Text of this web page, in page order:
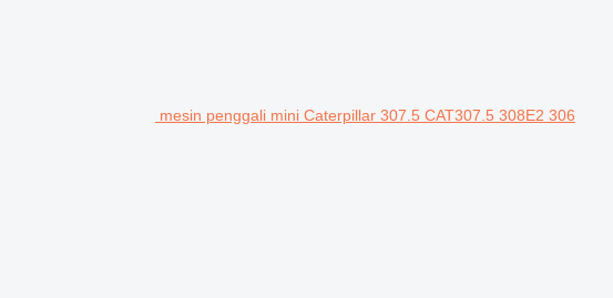
mesin penggali mini Caterpillar 307.5 CAT307.5 308E2 306